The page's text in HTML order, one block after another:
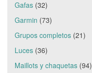
Gafas (32)
Garmin (73)
Grupos completos (21)
Luces (36)
Maillots y chaquetas (94)